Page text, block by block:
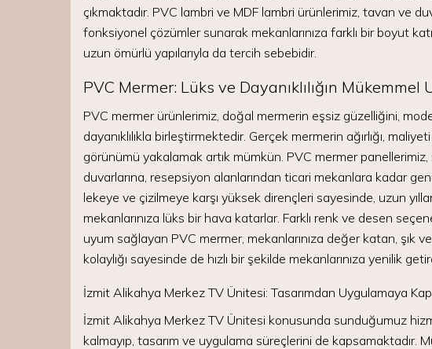
çıkmaktadır. PVC lambri ve MDF lambri ürünlerimiz, tavan ve
fonksiyonel çözümler sunarak mekanlarınıza farklı bir boyut
uzun ömürlü yapılarıyla da tercih sebebidir.
PVC Mermer: Lüks ve Dayanıklılığın Mükemmel
PVC mermer ürünlerimiz, doğal mermerin eşsiz güzelliğini,
dayanıklılıkla birleştirmektedir. Gerçek mermerin ağırlığı,
görünümü yakalamak artık mümkün. PVC mermer
duvarlarına, resepsiyon alanlarından ticari mekanlara kadar
lekeye ve çizilmeye karşı yüksek dirençleri sayesinde, uzun
mekanlarınıza lüks bir hava katarlar. Farklı renk ve desen
uyum sağlayan PVC mermer, mekanlarınıza değer katan, şık
kolaylığı sayesinde de hızlı bir şekilde mekanlarınıza yenilik
İzmit Alikahya Merkez TV Ünitesi: Tasarımdan Uygulamaya
İzmit Alikahya Merkez TV Ünitesi konusunda sunduğumuz
kalmayıp, tasarım ve uygulama süreçlerini de kapsamaktadır.